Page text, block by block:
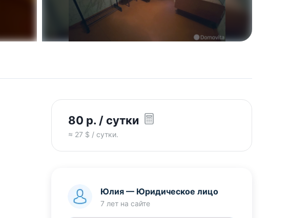
80 р. / сутки
≈ 27 $ / сутки.
Юлия — Юридическое лицо
7 лет на сайте